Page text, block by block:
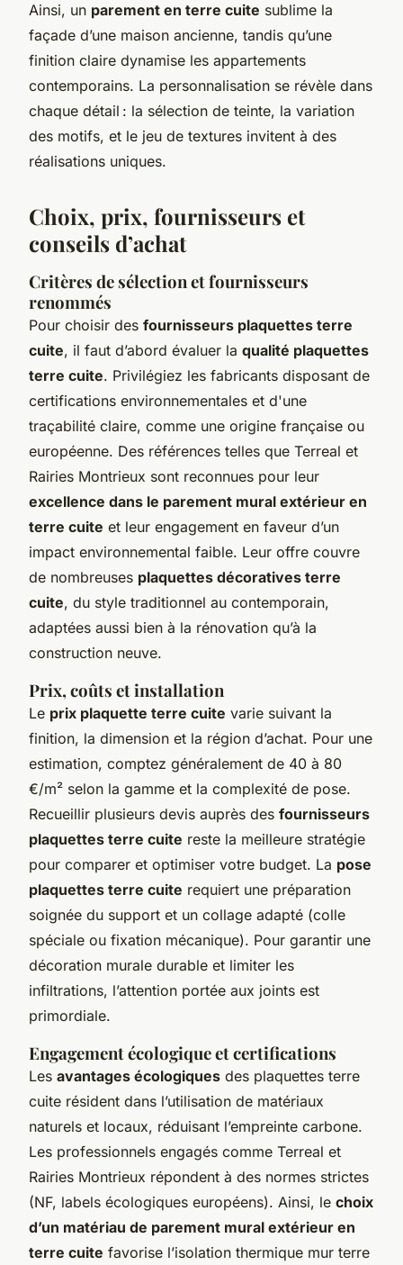
Ainsi, un parement en terre cuite sublime la
façade d’une maison ancienne, tandis qu’une
finition claire dynamise les appartements
contemporains. La personnalisation se révèle dans
chaque détail : la sélection de teinte, la variation
des motifs, et le jeu de textures invitent à des
réalisations uniques.
Choix, prix, fournisseurs et
conseils d’achat
Critères de sélection et fournisseurs
renommés
Pour choisir des fournisseurs plaquettes terre
cuite, il faut d’abord évaluer la qualité plaquettes
terre cuite. Privilégiez les fabricants disposant de
certifications environnementales et d'une
traçabilité claire, comme une origine française ou
européenne. Des références telles que Terreal et
Rairies Montrieux sont reconnues pour leur
excellence dans le parement mural extérieur en
terre cuite et leur engagement en faveur d’un
impact environnemental faible. Leur offre couvre
de nombreuses plaquettes décoratives terre
cuite, du style traditionnel au contemporain,
adaptées aussi bien à la rénovation qu’à la
construction neuve.
Prix, coûts et installation
Le prix plaquette terre cuite varie suivant la
finition, la dimension et la région d’achat. Pour une
estimation, comptez généralement de 40 à 80
€/m² selon la gamme et la complexité de pose.
Recueillir plusieurs devis auprès des fournisseurs
plaquettes terre cuite reste la meilleure stratégie
pour comparer et optimiser votre budget. La pose
plaquettes terre cuite requiert une préparation
soignée du support et un collage adapté (colle
spéciale ou fixation mécanique). Pour garantir une
décoration murale durable et limiter les
infiltrations, l’attention portée aux joints est
primordiale.
Engagement écologique et certifications
Les avantages écologiques des plaquettes terre
cuite résident dans l’utilisation de matériaux
naturels et locaux, réduisant l’empreinte carbone.
Les professionnels engagés comme Terreal et
Rairies Montrieux répondent à des normes strictes
(NF, labels écologiques européens). Ainsi, le choix
d’un matériau de parement mural extérieur en
terre cuite favorise l’isolation thermique mur terre